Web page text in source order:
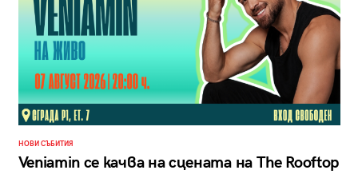
НОВИ СЪБИТИЯ
Veniamin се качва на сцената на The Rooftop